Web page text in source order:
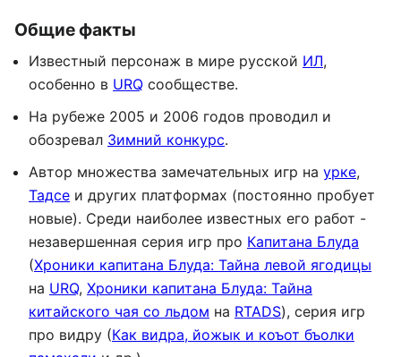
Общие факты
Известный персонаж в мире русской ИЛ,
особенно в URQ сообществе.
На рубеже 2005 и 2006 годов проводил и
обозревал Зимний конкурс.
Автор множества замечательных игр на урке,
Тадсе и других платформах (постоянно пробует
новые). Среди наиболее известных его работ -
незавершенная серия игр про Капитана Блуда
(Хроники капитана Блуда: Тайна левой ягодицы
на URQ, Хроники капитана Блуда: Тайна
китайского чая со льдом на RTADS), серия игр
про видру (Как видра, йожык и коъот бъолки